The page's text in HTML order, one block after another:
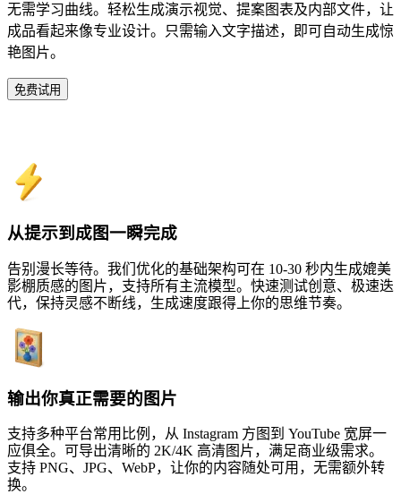
无需学习曲线。轻松生成演示视觉、提案图表及内部文件，让
成品看起来像专业设计。只需输入文字描述，即可自动生成惊
艳图片。
免费试用
从提示到成图一瞬完成
告别漫长等待。我们优化的基础架构可在 10-30 秒内生成媲美
影棚质感的图片，支持所有主流模型。快速测试创意、极速迭
代，保持灵感不断线，生成速度跟得上你的思维节奏。
输出你真正需要的图片
支持多种平台常用比例，从 Instagram 方图到 YouTube 宽屏一
应俱全。可导出清晰的 2K/4K 高清图片，满足商业级需求。
支持 PNG、JPG、WebP，让你的内容随处可用，无需额外转
换。